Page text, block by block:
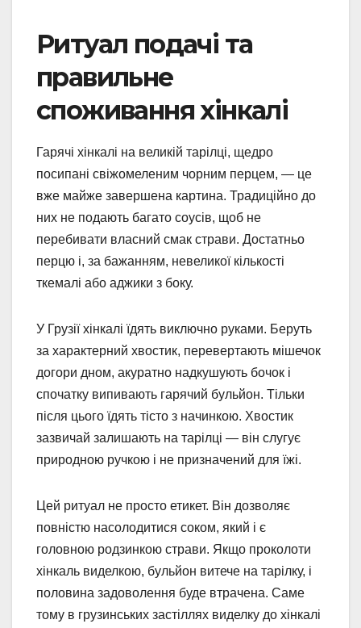
Ритуал подачі та
правильне
споживання хінкалі
Гарячі хінкалі на великій тарілці, щедро
посипані свіжомеленим чорним перцем, — це
вже майже завершена картина. Традиційно до
них не подають багато соусів, щоб не
перебивати власний смак страви. Достатньо
перцю і, за бажанням, невеликої кількості
ткемалі або аджики з боку.
У Грузії хінкалі їдять виключно руками. Беруть
за характерний хвостик, перевертають мішечок
догори дном, акуратно надкушують бочок і
спочатку випивають гарячий бульйон. Тільки
після цього їдять тісто з начинкою. Хвостик
зазвичай залишають на тарілці — він слугує
природною ручкою і не призначений для їжі.
Цей ритуал не просто етикет. Він дозволяє
повністю насолодитися соком, який і є
головною родзинкою страви. Якщо проколоти
хінкаль виделкою, бульйон витече на тарілку, і
половина задоволення буде втрачена. Саме
тому в грузинських застіллях виделку до хінкалі